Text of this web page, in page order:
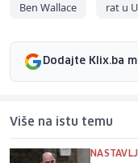
Ben Wallace rat u
Dodajte Klix.ba
Više na istu temu